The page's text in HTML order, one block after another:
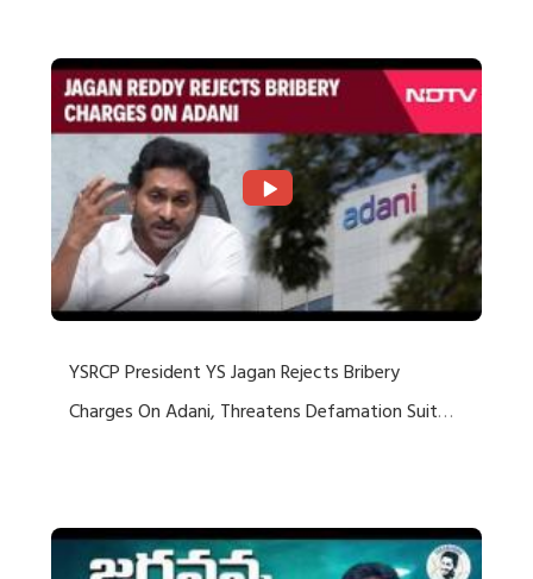
YSRCP President YS Jagan Rejects Bribery
Charges On Adani, Threatens Defamation Suit